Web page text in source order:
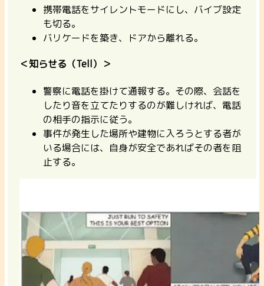
携帯電話をサイレントモードにし、バイブ設定
も切る。
バリケードを築き、ドアから離れる。
＜知らせる（Tell）＞
警察に電話を掛けて通報する。その際、会話を
したり音を立てたりするのが難しければ、電話
の相手の指示に従う。
事件が発生した場所や建物に入ろうとする者が
いる場合には、自身が安全であればその者を阻
止する。